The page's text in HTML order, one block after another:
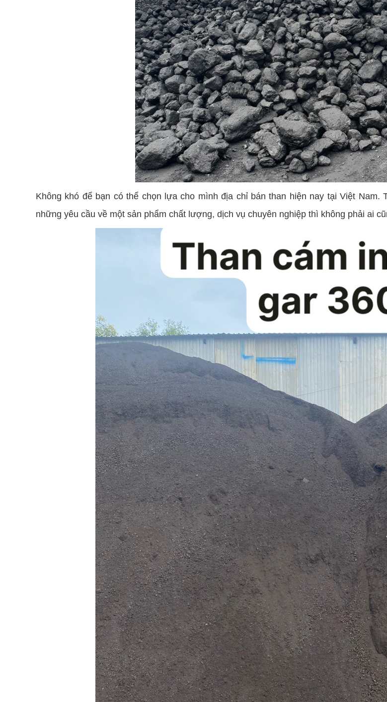
Không khó để bạn có thể chọn lựa cho mình địa chỉ bán than hiện nay tại Việt
những yêu cầu về một sản phẩm chất lượng, dịch vụ chuyên nghiệp thì không phải ai